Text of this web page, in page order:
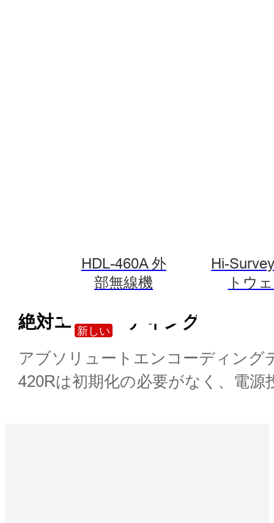
HDL-460A 外
部無線機
Hi-
トウ
新しい
絶対エンコーディング
アブソリュートエンコーディング
420Rは初期化の必要がなく、電